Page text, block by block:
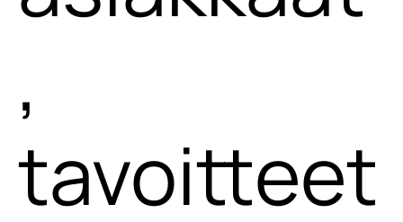
,
tavoitteet